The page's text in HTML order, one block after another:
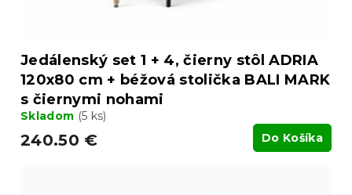
Jedálenský set 1 + 4, čierny stôl ADRIA
120x80 cm + béžová stolička BALI MARK
s čiernymi nohami
Skladom (5 ks)
240.50 € Do Košíka